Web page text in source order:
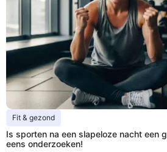
Fit & gezond
Is sporten na een slapeloze nacht een
eens onderzoeken!